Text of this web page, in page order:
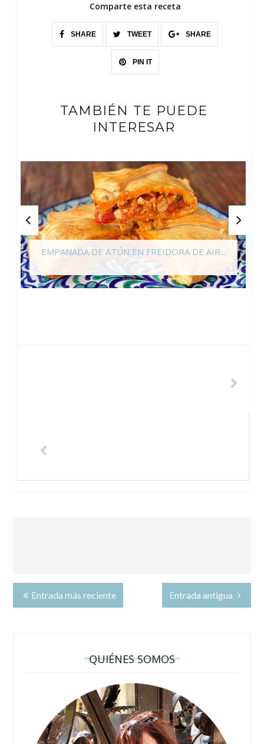
Comparte esta receta
SHARE TWEET SHARE
PIN IT
TAMBIÉN TE PUEDE
INTERESAR
EMPANADA DE ATÚN EN FREIDORA DE AIR...
Entrada más reciente Entrada antigua
QUIÉNES SOMOS